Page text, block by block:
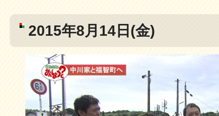
2015年8月14日(金)